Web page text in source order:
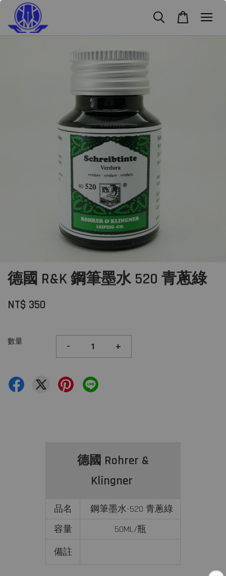
德國 R&K 鋼筆墨水 520 青蔥綠
NT$ 350
數量 - +
德國 Rohrer &
Klingner
品名
鋼筆墨水-520 青蔥綠
容量
50ML/瓶
備註